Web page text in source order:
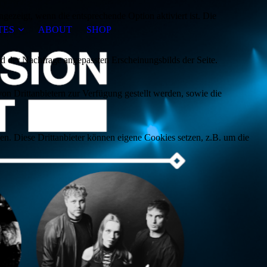
ABOUT SHOP
wenn die entsprechende Option aktiviert ist. Die
Nachfrage angepassten Erscheinungsbilds der Seite.
Drittanbietern zur Verfügung gestellt werden, sowie die
Diese Drittanbieter können eigene Cookies setzen, z.B. um die